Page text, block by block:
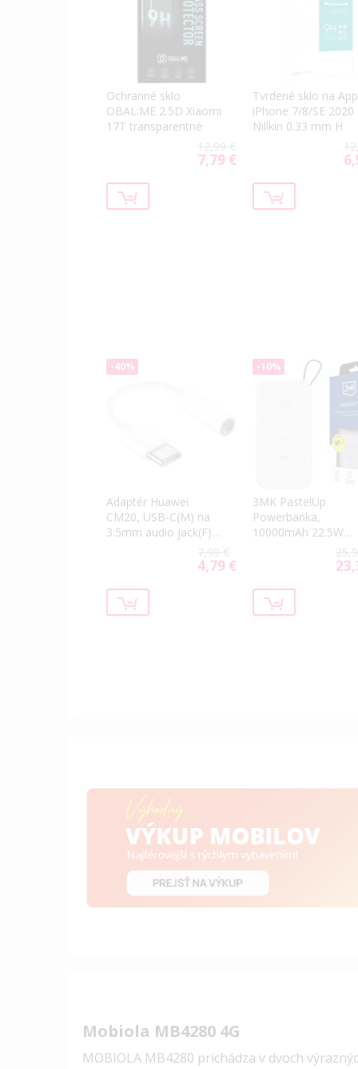
Ochranné sklo
OBAL:ME 2.5D Xiaomi
17T transparentné
12,99 €
Special
7,79 €
Tvrdené sklo na
iPhone 7/8/SE 2020
Nillkin 0.33 mm H
-40%
Adaptér Huawei
CM20, USB-C(M) na
3.5mm audio jack(F),
7,99 €
Special
4,79 €
-10%
3MK PastelUp
Powerbanka,
10000mAh 22.5W
C,2xMagSafe) biela
Mobiola MB4280 4G
MOBIOLA MB4280 prichádza v dvoch